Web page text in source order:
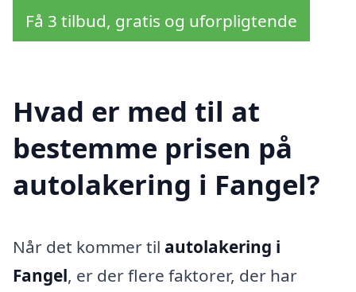
Få 3 tilbud, gratis og uforpligtende
Hvad er med til at
bestemme prisen på
autolakering i Fangel?
Når det kommer til autolakering i
Fangel, er der flere faktorer, der har